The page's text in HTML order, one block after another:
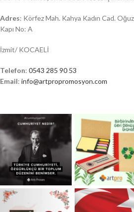
Adres: Körfez Mah. Kahya Kadın Cad.
Kapı No: A
İzmit/ KOCAELİ
Telefon: 0543 285 90 53
Email: info@artpropromosyon.com